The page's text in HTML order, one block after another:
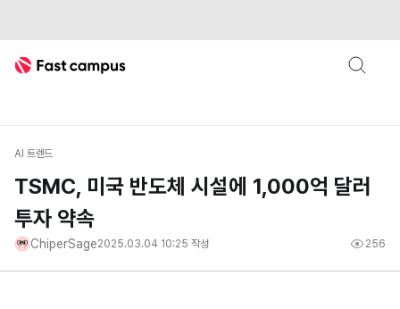
Fast Campus
AI 트렌드
TSMC, 미국 반도체 시설에 1,000억 달러
투자 약속
ChiperSage2025.03.04 10:25 작성 256